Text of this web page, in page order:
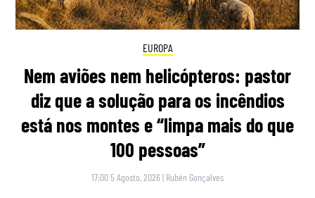
EUROPA
Nem aviões nem helicópteros: pastor
diz que a solução para os incêndios
está nos montes e “limpa mais do que
100 pessoas”
17:00 5 Agosto, 2026 | Rubén Gonçalves